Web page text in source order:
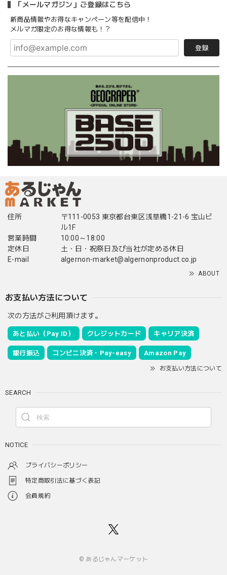
「メールマガジン」ご登録はこちら
新商品情報やお得なキャンペーン等を配信中！
メルマガ限定のお得な情報も！？
登録
住所
〒111-0053 東京都台東区浅草橋1-21-6 宝山ビ
ル1F
営業時間
10:00～18:00
定休日
土・日・祝祭日及び当社が定める休日
E-mail
algernon-market@algernonproduct.co.jp
ABOUT
お支払い方法について
次の方法がご利用頂けます。
あと払い（Pay ID） クレジットカード キャリア決済
銀行振込 コンビニ決済・Pay-easy Amazon Pay
お支払い方法について
SEARCH
NOTICE
プライバシーポリシー
特定商取引法に基づく表記
会員規約
© あるじゃんマーケット